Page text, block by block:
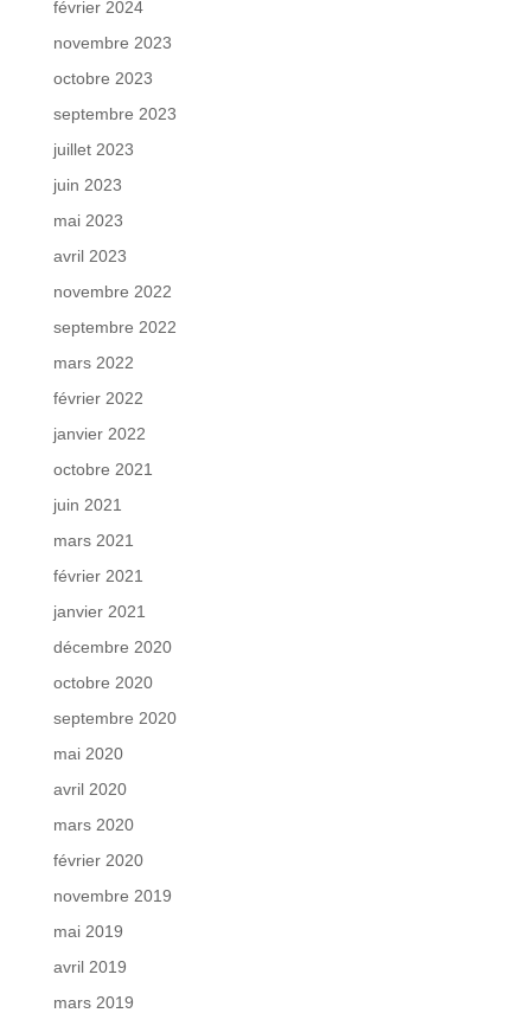
février 2024
novembre 2023
octobre 2023
septembre 2023
juillet 2023
juin 2023
mai 2023
avril 2023
novembre 2022
septembre 2022
mars 2022
février 2022
janvier 2022
octobre 2021
juin 2021
mars 2021
février 2021
janvier 2021
décembre 2020
octobre 2020
septembre 2020
mai 2020
avril 2020
mars 2020
février 2020
novembre 2019
mai 2019
avril 2019
mars 2019